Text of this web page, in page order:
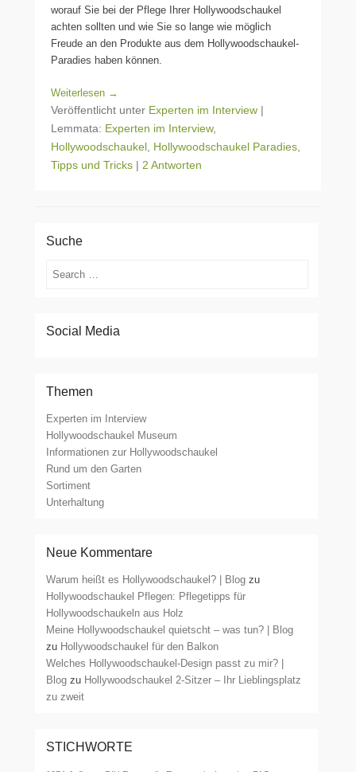
worauf Sie bei der Pflege Ihrer Hollywoodschaukel
achten sollten und wie Sie so lange wie möglich
Freude an den Produkte aus dem Hollywoodschaukel-
Paradies haben können.
Weiterlesen →
Veröffentlicht unter Experten im Interview |
Lemmata: Experten im Interview,
Hollywoodschaukel Hollywoodschaukel Paradies
Tipps und Tricks | 2 Antworten
Suche
Suchen
Social Media
Themen
Experten im Interview
Hollywoodschaukel Museum
Informationen zur Hollywoodschaukel
Rund um den Garten
Sortiment
Unterhaltung
Neue Kommentare
Warum heißt es Hollywoodschaukel? | Blog zu
Hollywoodschaukel Pflegen: Pflegetipps für
Hollywoodschaukeln aus Holz
Meine Hollywoodschaukel quietscht – was tun? | Blog
zu Hollywoodschaukel für den Balkon
Welches Hollywoodschaukel-Design passt zu mir? |
Blog zu Hollywoodschaukel 2-Sitzer – Ihr Lieblingsplatz
zu zweit
STICHWORTE